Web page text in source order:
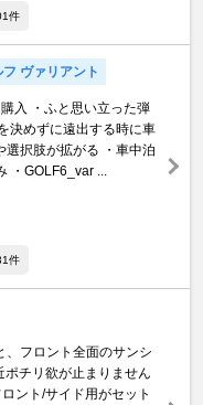
件
ヴァリアント
入 ・ふと思い立った弾
決めずに遠出する時に車
選択肢が拡がる ・車中泊
・GOLF6_var ...
件
、フロント全面のサンシ
ント/サイド用がセット